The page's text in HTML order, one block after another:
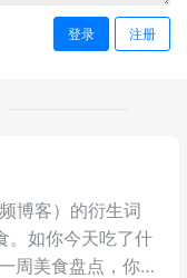
登录 注册
博客）的衍生词
。如你今天吃了什
周美食盘点，你的